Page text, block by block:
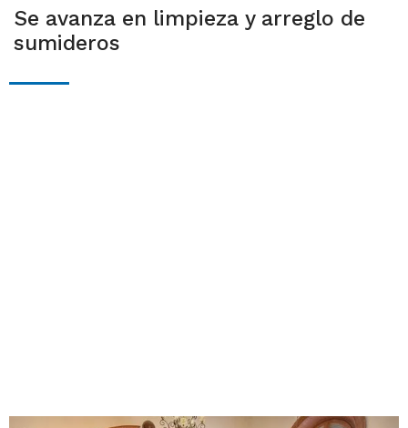
Se avanza en limpieza y arreglo de
sumideros